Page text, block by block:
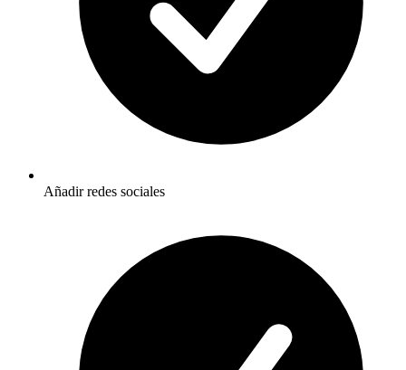
Añadir redes sociales